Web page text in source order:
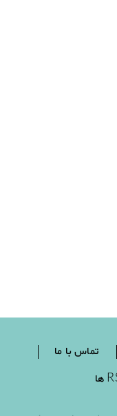
تماس با ما